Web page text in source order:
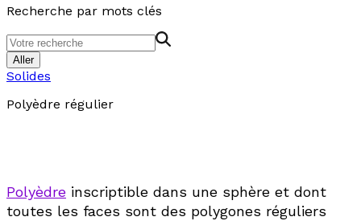
Recherche par mots clés
Aller
Solides
Polyèdre régulier
Polyèdre inscriptible dans une sphère et dont
toutes les faces sont des polygones réguliers